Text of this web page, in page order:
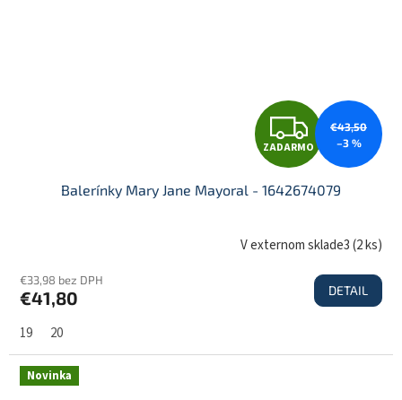
Z
A
D
A
R
ZADARMO
€43,50
–3 %
Balerínky Mary Jane Mayoral - 1642674079
V externom sklade3(2 ks)
€33,98 bez DPH
€41,80 DETAIL
19 20
Novinka